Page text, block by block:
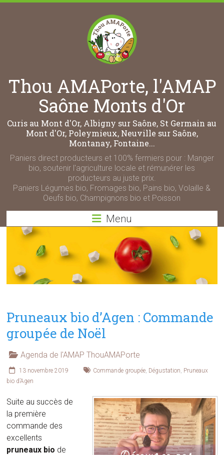
Thou AMAPorte, l'AMAP
Saône Monts d'Or
Curis au Mont d'Or, Albigny sur Saône, St Germain au
Mont d'Or, Poleymieux, Neuville sur Saône,
Montanay, Fontaine...
Paniers direct producteurs et 100% fermiers pour : Manger
bio, soutenir l'agriculture locale et rémunérer les
producteurs au juste prix.
Paniers Légumes bio, Fromages bio, Pains bio, Volaille &
Oeufs bio, Champignons bio et Poisson
Menu
Pruneaux bio d’Agen : Commande
groupée de Noël
Agenda de l'AMAP ThouAMAPorte
13 novembre 2019 Commande groupée, Dégustation, Pruneaux
bio d’Agen
Suite au succès de
la première
commande des
excellents
pruneaux bio de